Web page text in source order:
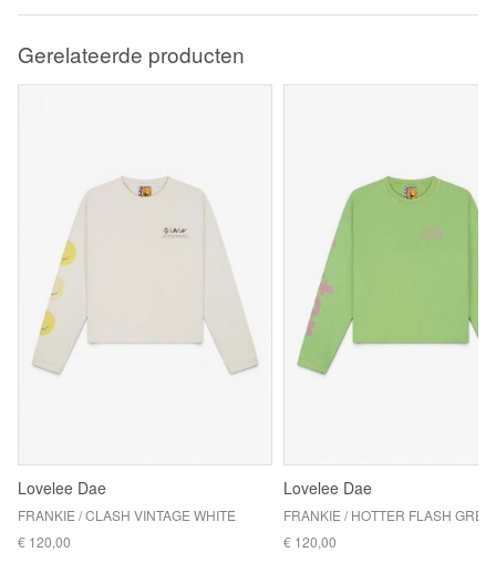
Gerelateerde producten
Lovelee Dae
FRANKIE / CLASH VINTAGE WHITE
€ 120,00
Lovelee Dae
FRANKIE / HOTTER FLASH
€ 120,00